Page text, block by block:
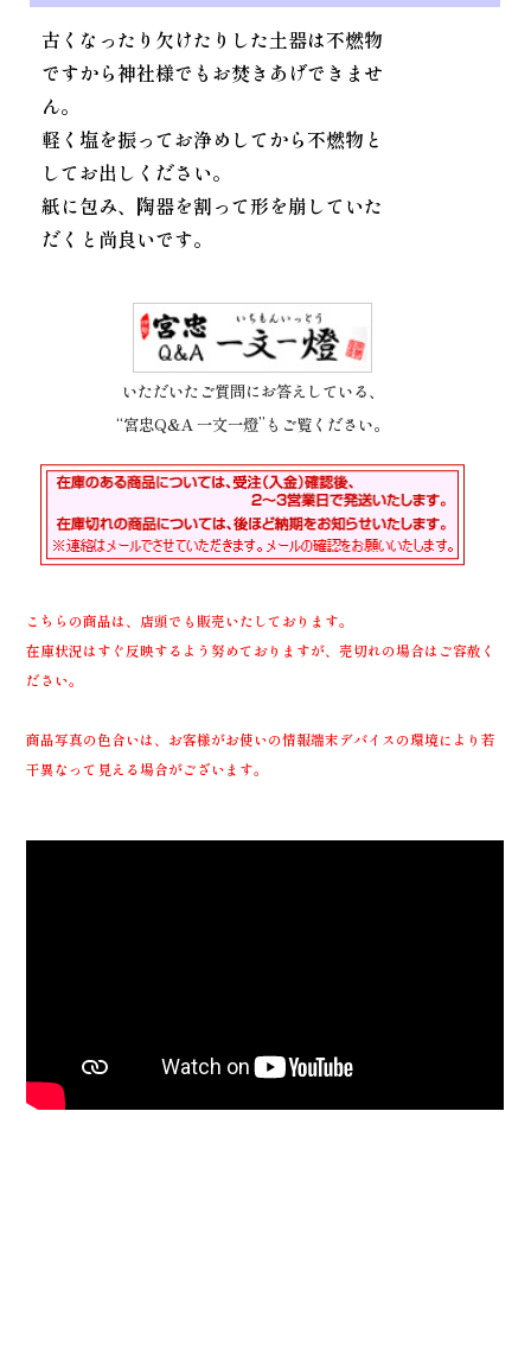
古くなったり欠けたりした土器は不燃物
ですから神社様でもお焚きあげできませ
ん。
軽く塩を振ってお浄めしてから不燃物と
してお出しください。
紙に包み、陶器を割って形を崩していた
だくと尚良いです。
いただいたご質問にお答えしている、
“宮忠Q&A 一文一燈”もご覧ください。
こちらの商品は、店頭でも販売いたしております。
在庫状況はすぐ反映するよう努めておりますが、売切れの場合はご容赦く
ださい。
商品写真の色合いは、お客様がお使いの情報端末デバイスの環境により若
干異なって見える場合がございます。